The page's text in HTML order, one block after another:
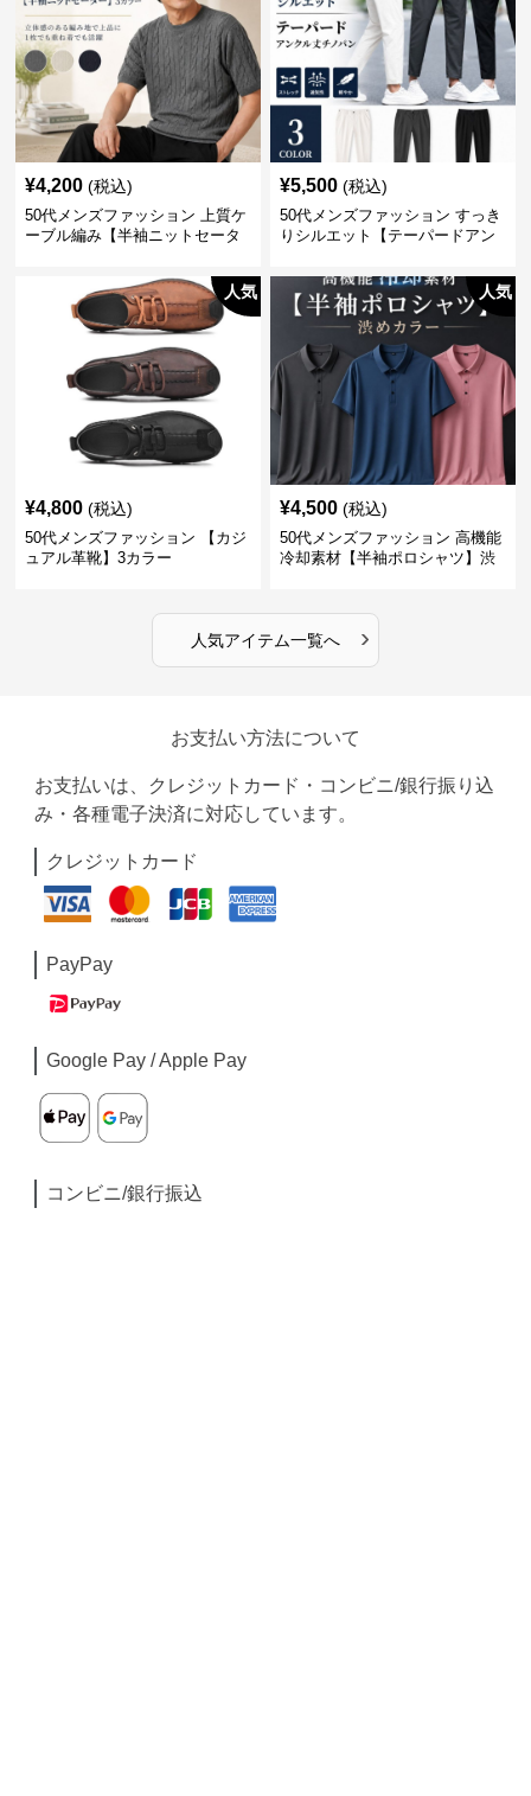
¥4,200 (税込)
50代メンズファッション 上質ケ
ーブル編み【半袖ニットセータ
¥5,500 (税込)
50代メンズファッション すっき
りシルエット【テーパードアン
人気
¥4,800 (税込)
50代メンズファッション 【カジ
ュアル革靴】3カラー
人気
¥4,500 (税込)
50代メンズファッション 高機能
冷却素材【半袖ポロシャツ】渋
人気アイテム一覧へ ›
お支払い方法について
お支払いは、クレジットカード・コンビニ/銀行振り込
み・各種電子決済に対応しています。
クレジットカード
PayPay
Google Pay / Apple Pay
コンビニ/銀行振込